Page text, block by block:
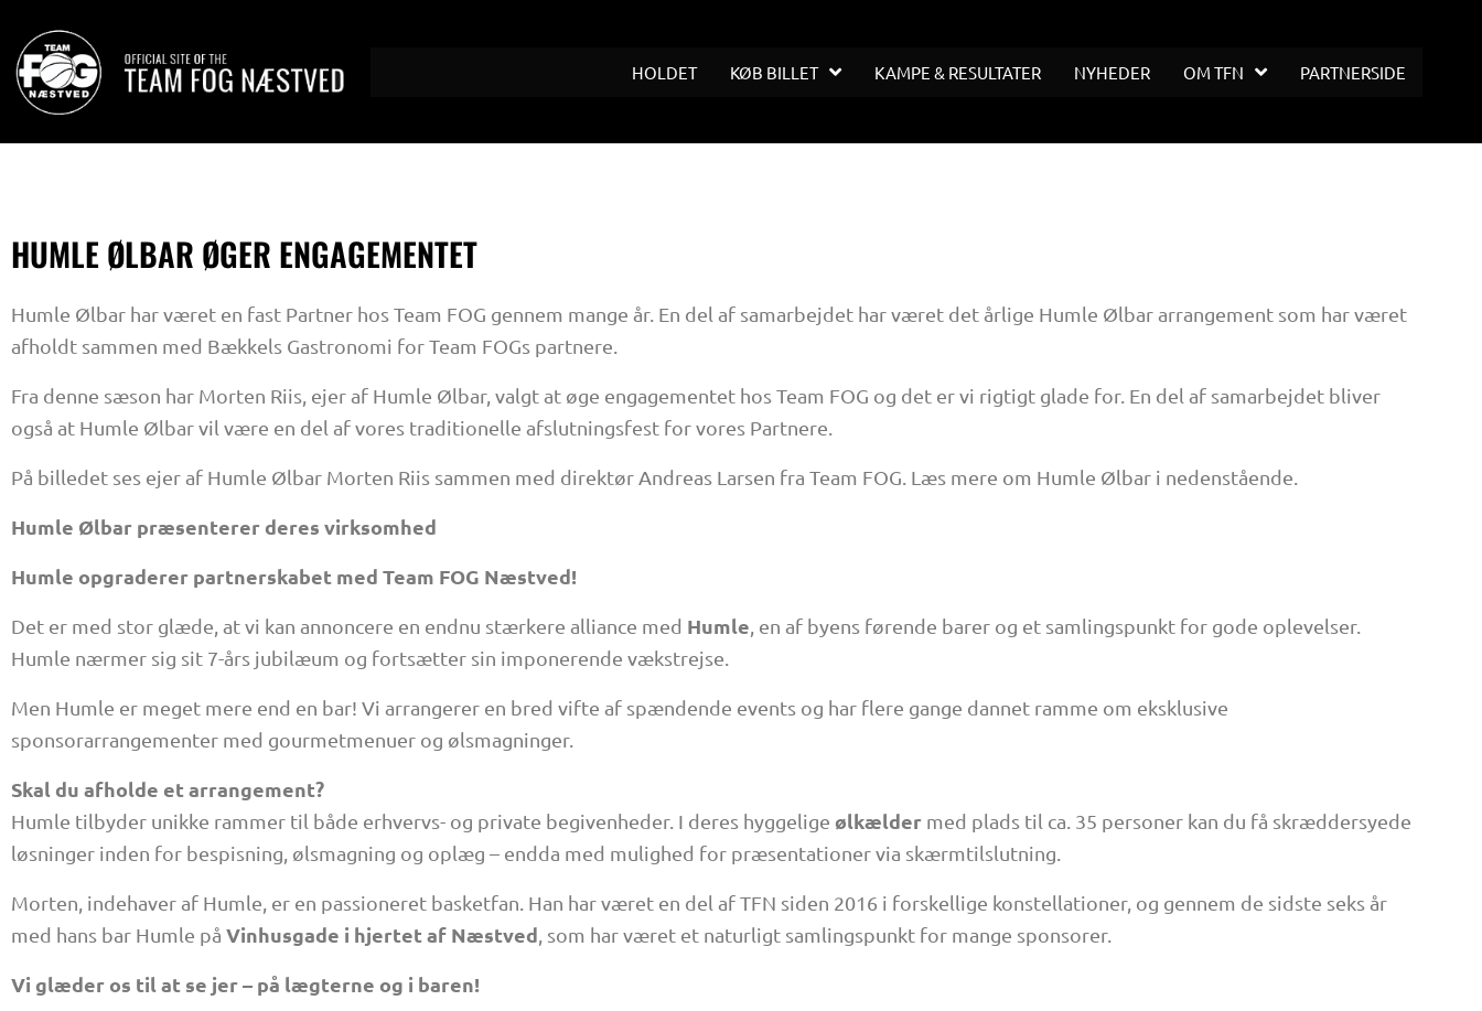
indholdet
HOLDET KØB BILLET KAMPE & RESULTATER NYHEDER OM TFN PARTNERSIDE
HUMLE ØLBAR ØGER ENGAGEMENTET
Humle Ølbar har været en fast Partner hos Team FOG gennem mange år. En del af samarbejdet har været det årlige Humle Ølbar arrangement som har været
afholdt sammen med Bækkels Gastronomi for Team FOGs partnere.
Fra denne sæson har Morten Riis, ejer af Humle Ølbar, valgt at øge engagementet hos Team FOG og det er vi rigtigt glade for. En del af samarbejdet bliver
også at Humle Ølbar vil være en del af vores traditionelle afslutningsfest for vores Partnere.
På billedet ses ejer af Humle Ølbar Morten Riis sammen med direktør Andreas Larsen fra Team FOG. Læs mere om Humle Ølbar i nedenstående.
Humle Ølbar præsenterer deres virksomhed
Humle opgraderer partnerskabet med Team FOG Næstved!
Det er med stor glæde, at vi kan annoncere en endnu stærkere alliance med Humle , en af byens førende barer og et samlingspunkt for gode oplevelser.
Humle nærmer sig sit 7-års jubilæum og fortsætter sin imponerende vækstrejse.
Men Humle er meget mere end en bar! Vi arrangerer en bred vifte af spændende events og har flere gange dannet ramme om eksklusive
sponsorarrangementer med gourmetmenuer og ølsmagninger.
Skal du afholde et arrangement?
Humle tilbyder unikke rammer til både erhvervs- og private begivenheder. I deres hyggelige ølkælder med plads til ca. 35 personer kan du få skræddersyede
løsninger inden for bespisning, ølsmagning og oplæg – endda med mulighed for præsentationer via skærmtilslutning.
Morten, indehaver af Humle, er en passioneret basketfan. Han har været en del af TFN siden 2016 i forskellige konstellationer, og gennem de sidste seks år
med hans bar Humle på Vinhusgade i hjertet af Næstved , som har været et naturligt samlingspunkt for mange sponsorer.
Vi glæder os til at se jer – på lægterne og i baren!